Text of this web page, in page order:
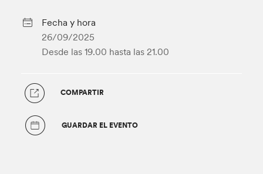
Fecha y hora
26/09/2025
Desde las 19.00 hasta las 21.00
COMPARTIR
GUARDAR EL EVENTO